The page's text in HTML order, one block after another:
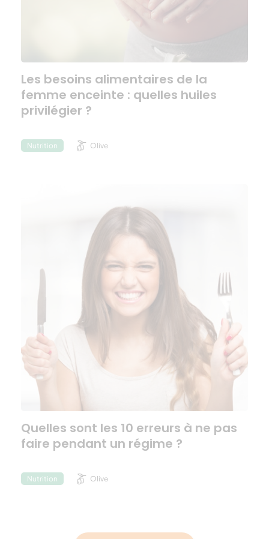
Les besoins alimentaires de la
femme enceinte : quelles huiles
privilégier ?
Nutrition Olive
Quelles sont les 10 erreurs à ne pas
faire pendant un régime ?
Nutrition Olive